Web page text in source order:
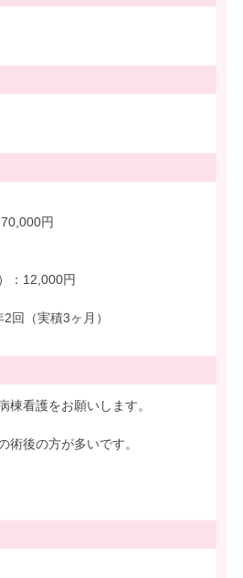
円
：12,000円
回（実積3ヶ月）
棟看護をお願いします。
術後の方が多いです。